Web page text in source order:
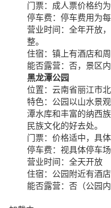
门票： 成人票价格约
停车费： 停车费用为每
营业时间： 全年开放
整。
住宿： 镇上有酒店和
能否露营： 否，景区
黑龙潭公园
位置： 云南省丽江市
特色： 公园以山水景
潭水库和丰富的纳西
民族文化的好去处。
门票： 价格适中，具
停车费： 视具体停车
营业时间： 全天开放
住宿： 公园附近有酒
能否露营： 否（公园